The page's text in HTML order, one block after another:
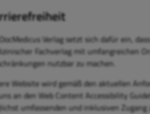
Verlag setzt sich dafür ein,
Fachverlag mit umfangreichen
nutzbar zu machen.
Website wird gemäß den aktuellen
an den Web Content Accessibility
umfassenden und inklusiven Zugang